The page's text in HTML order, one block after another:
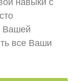
Вашей
все Ваши